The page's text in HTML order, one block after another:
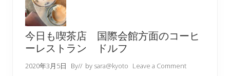
今日も喫茶店 国際会館方面のコーヒ
ーレストラン ドルフ
2020年3月5日 By// by sara@kyoto Leave a Comment